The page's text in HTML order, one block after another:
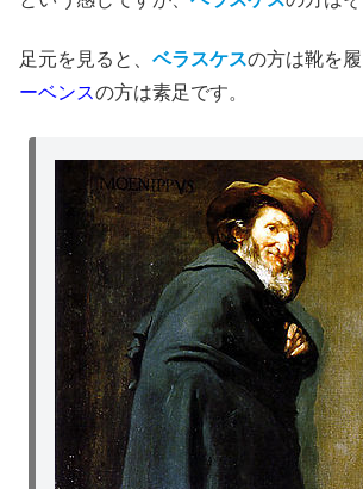
足元を見ると、 ベラスケスの方は靴を履
ーベンスの方は素足です。